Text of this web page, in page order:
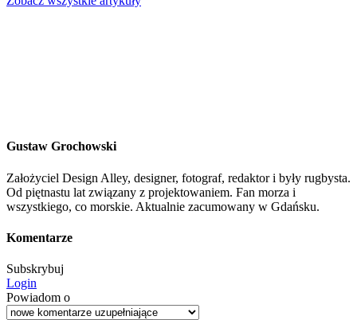
Gustaw Grochowski
Założyciel Design Alley, designer, fotograf, redaktor i były rugbysta.
Od piętnastu lat związany z projektowaniem. Fan morza i
wszystkiego, co morskie. Aktualnie zacumowany w Gdańsku.
Komentarze
Subskrybuj
Login
Powiadom o